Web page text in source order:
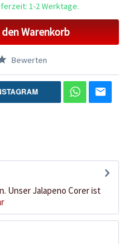
1-2 Werktage.
denWarenkorb
Bewerten
Unser Jalapeno Corer ist